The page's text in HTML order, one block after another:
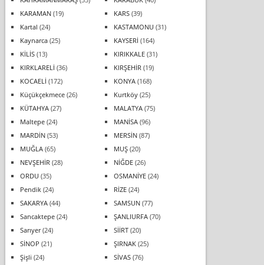
KARAMAN(19) KARS(39)
Kartal (24) KASTAMONU (31)
Kaynarca(25) KAYSERİ (164)
KİLİS(13) KIRIKKALE(31)
KIRKLARELİ (36) KIRŞEHİR (19)
KOCAELİ (172) KONYA(168)
Küçükçekmece(26) Kurtköy(25)
KÜTAHYA(27) MALATYA(75)
Maltepe(24) MANİSA(96)
MARDİN(53) MERSİN(87)
MUĞLA(65) MUŞ(20)
NEVŞEHİR (28) NİĞDE(26)
ORDU (35) OSMANİYE(24)
Pendik(24) RİZE(24)
SAKARYA(44) SAMSUN(77)
Sancaktepe(24) ŞANLIURFA(70)
Sarıyer(24) SİİRT(20)
SİNOP (21) ŞIRNAK(25)
Şişli (24) SİVAS(76)